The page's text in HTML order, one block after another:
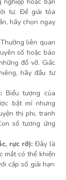
tư. Để giải tỏa
hãy chọn ngay
liên quan
số hoặc báo
đổ vỡ. Giấc
hãy đầu tư
Biểu tượng của
bật mí nhưng
thị phi, tranh
số tương ứng
rực rỡ):Đây là
mắt có thể khiến
cặp số giải hạn: